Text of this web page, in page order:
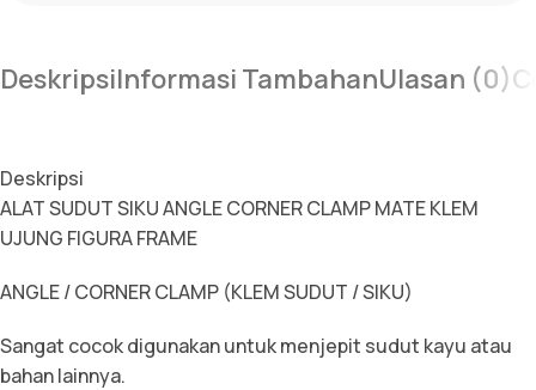
DeskripsiInformasi TambahanUlasan (0)
Deskripsi
ALAT SUDUT SIKU ANGLE CORNER CLAMP MATE KLEM
UJUNG FIGURA FRAME
ANGLE / CORNER CLAMP (KLEM SUDUT / SIKU)
Sangat cocok digunakan untuk menjepit sudut kayu atau
bahan lainnya.